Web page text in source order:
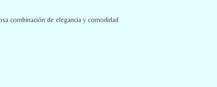
combinación de elegancia y comodidad